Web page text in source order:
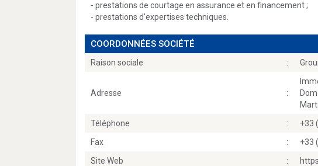
- prestations de courtage en assurance et en financement ;
- prestations d'expertises techniques.
COORDONNÉES SOCIÉTÉ
Raison sociale :
Adresse :
Téléphone
:
+33
Fax
:
+33
Site Web
: